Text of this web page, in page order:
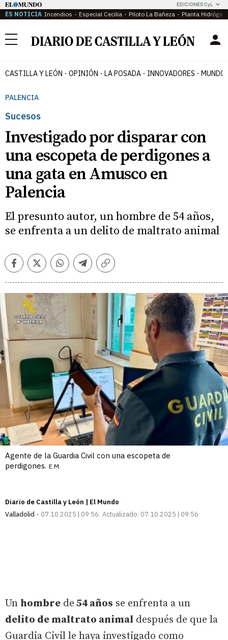
EDICIONES CyL
ES NOTICIA Incendios Especial Cecilia Piloto La Bañeza Planta
Menú
CASTILLA Y LEÓN OPINIÓN LA POSADA INNOVADORES MUNDO
PALENCIA
Sucesos
Investigado por disparar con
una escopeta de perdigones a
una gata en Amusco en
Palencia
El presunto autor, un hombre de 54 años,
se enfrenta a un delito de maltrato animal
FacebookTwitterWhatsappTelegramCopiar
Agente de la Guardia Civil con una escopeta de
perdigones. E.M.
Diario de Castilla y León | El Mundo
Valladolid
07.10.2025 | 09:56 Actualizado: 07.10.2025 | 09:56
Un hombre de 54 años se enfrenta a un
delito de maltrato animal después de que la
Guardia Civil le haya investigado como